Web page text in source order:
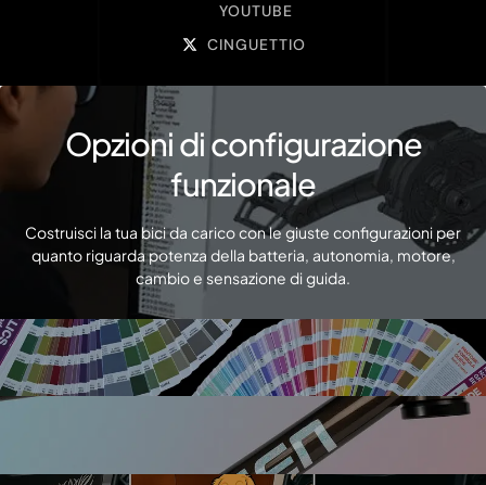
YOUTUBE
CINGUETTIO
Opzioni di configurazione
funzionale
Costruisci la tua bici da carico con le giuste configurazioni per
quanto riguarda potenza della batteria, autonomia, motore,
cambio e sensazione di guida.